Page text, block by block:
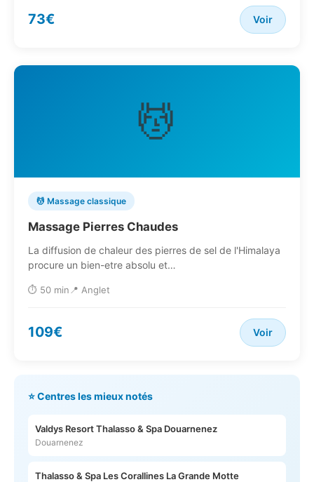
73€ Voir
💆
💆 Massage classique
Massage Pierres Chaudes
La diffusion de chaleur des pierres de sel de l'Himalaya
procure un bien-etre absolu et…
⏱️ 50 min 📍 Anglet
109€ Voir
⭐ Centres les mieux notés
Valdys Resort Thalasso & Spa Douarnenez
Douarnenez
Thalasso & Spa Les Corallines La Grande Motte